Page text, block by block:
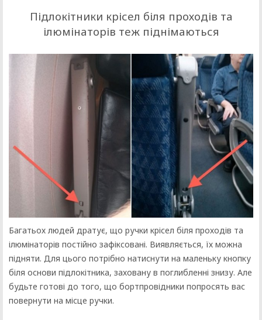
Підлокітники крісел біля проходів та
ілюмінаторів теж піднімаються
Багатьох людей дратує, що ручки крісел біля проходів та
ілюмінаторів постійно зафіксовані. Виявляється, їх можна
підняти. Для цього потрібно натиснути на маленьку кнопку
біля основи підлокітника, заховану в поглибленні знизу. Але
будьте готові до того, що бортпровідники попросять вас
повернути на місце ручки.